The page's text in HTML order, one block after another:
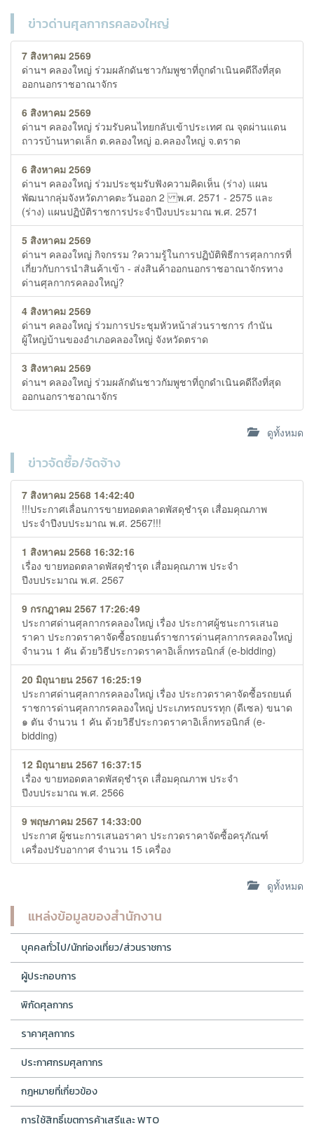
ข่าวด่านศุลกากรคลองใหญ่
7 สิงหาคม 2569
ด่านฯ คลองใหญ่ ร่วมผลักดันชาวกัมพูชาที่ถูกดำเนินคดีถึงที่สุด
ออกนอกราชอาณาจักร
6 สิงหาคม 2569
ด่านฯ คลองใหญ่ ร่วมรับคนไทยกลับเข้าประเทศ ณ จุดผ่านแดน
ถาวรบ้านหาดเล็ก ต.คลองใหญ่ อ.คลองใหญ่ จ.ตราด
6 สิงหาคม 2569
ด่านฯ คลองใหญ่ ร่วมประชุมรับฟังความคิดเห็น (ร่าง) แผน
พัฒนากลุ่มจังหวัดภาคตะวันออก 2 พ.ศ. 2571 - 2575 และ
(ร่าง) แผนปฏิบัติราชการประจำปีงบประมาณ พ.ศ. 2571
5 สิงหาคม 2569
ด่านฯ คลองใหญ่ กิจกรรม ?ความรู้ในการปฏิบัติพิธีการศุลกากรที่
เกี่ยวกับการนำสินค้าเข้า - ส่งสินค้าออกนอกราชอาณาจักรทาง
ด่านศุลกากรคลองใหญ่?
4 สิงหาคม 2569
ด่านฯ คลองใหญ่ ร่วมการประชุมหัวหน้าส่วนราชการ กำนัน
ผู้ใหญ่บ้านของอำเภอคลองใหญ่ จังหวัดตราด
3 สิงหาคม 2569
ด่านฯ คลองใหญ่ ร่วมผลักดันชาวกัมพูชาที่ถูกดำเนินคดีถึงที่สุด
ออกนอกราชอาณาจักร
ดูทั้งหมด
ข่าวจัดซื้อ/จัดจ้าง
7 สิงหาคม 2568 14:42:40
!!!ประกาศเลื่อนการขายทอดตลาดพัสดุชำรุด เสื่อมคุณภาพ
ประจำปีงบประมาณ พ.ศ. 2567!!!
1 สิงหาคม 2568 16:32:16
เรื่อง ขายทอดตลาดพัสดุชำรุด เสื่อมคุณภาพ ประจำ
ปีงบประมาณ พ.ศ. 2567
9 กรกฎาคม 2567 17:26:49
ประกาศด่านศุลกากรคลองใหญ่ เรื่อง ประกาศผู้ชนะการเสนอ
ราคา ประกวดราคาจัดซื้อรถยนต์ราชการด่านศุลกากรคลองใหญ่
จำนวน 1 คัน ด้วยวิธีประกวดราคาอิเล็กทรอนิกส์ (e-bidding)
20 มิถุนายน 2567 16:25:19
ประกาศด่านศุลกากรคลองใหญ่ เรื่อง ประกวดราคาจัดซื้อรถยนต์
ราชการด่านศุลกากรคลองใหญ่ ประเภทรถบรรทุก (ดีเซล) ขนาด
๑ ตัน จำนวน 1 คัน ด้วยวิธีประกวดราคาอิเล็กทรอนิกส์ (e-
bidding)
12 มิถุนายน 2567 16:37:15
เรื่อง ขายทอดตลาดพัสดุชำรุด เสื่อมคุณภาพ ประจำ
ปีงบประมาณ พ.ศ. 2566
9 พฤษภาคม 2567 14:33:00
ประกาศ ผู้ชนะการเสนอราคา ประกวดราคาจัดซื้อครุภัณฑ์
เครื่องปรับอากาศ จำนวน 15 เครื่อง
ดูทั้งหมด
แหล่งข้อมูลของสำนักงาน
บุคคลทั่วไป/นักท่องเที่ยว/ส่วนราชการ
ผู้ประกอบการ
พิกัดศุลกากร
ราคาศุลกากร
ประกาศกรมศุลกากร
กฎหมายที่เกี่ยวข้อง
การใช้สิทธิ์เขตการค้าเสรีและ WTO